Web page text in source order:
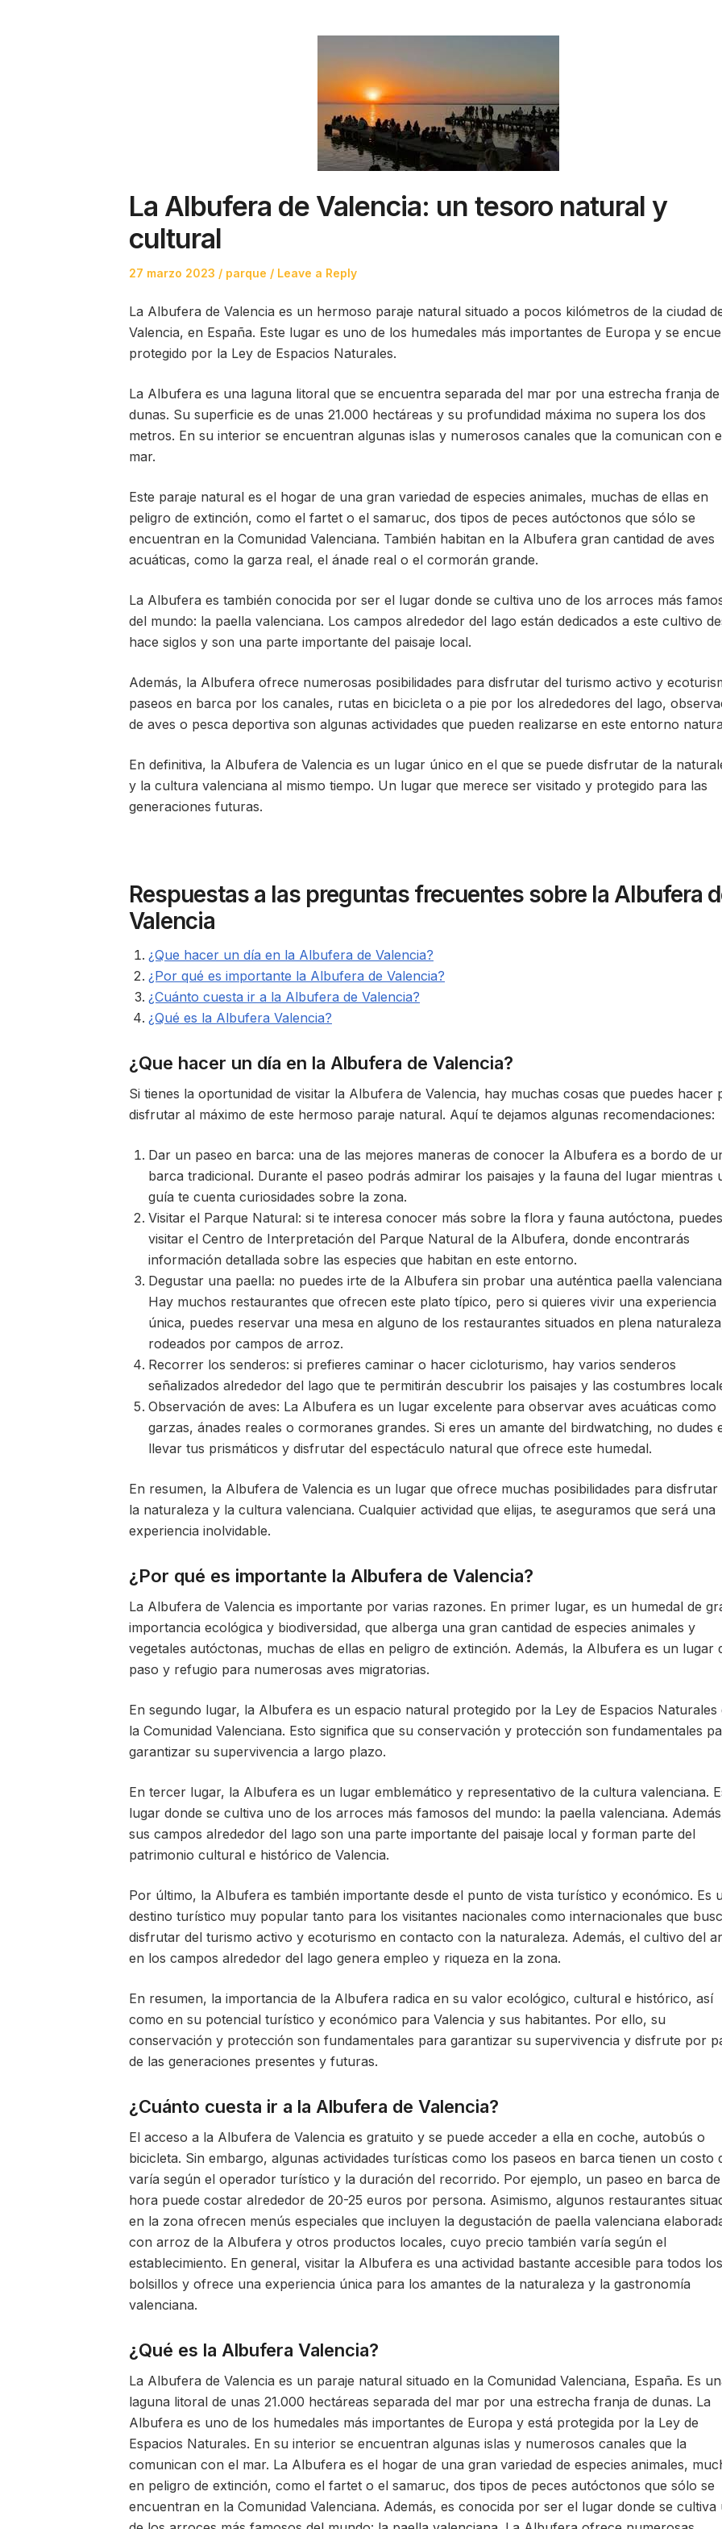
La Albufera de Valencia: un tesoro natural y
cultural
Posted
27 marzo 2023
Posted
parque Leave a Reply
La Albufera de Valencia es un hermoso paraje natural situado a pocos kilómetros de la ciudad
Valencia, en España. Este lugar es uno de los humedales más importantes de Europa y se
protegido por la Ley de Espacios Naturales.
La Albufera es una laguna litoral que se encuentra separada del mar por una estrecha franja de
dunas. Su superficie es de unas 21.000 hectáreas y su profundidad máxima no supera los dos
metros. En su interior se encuentran algunas islas y numerosos canales que la comunican con
mar.
Este paraje natural es el hogar de una gran variedad de especies animales, muchas de ellas en
peligro de extinción, como el fartet o el samaruc, dos tipos de peces autóctonos que sólo se
encuentran en la Comunidad Valenciana. También habitan en la Albufera gran cantidad de aves
acuáticas, como la garza real, el ánade real o el cormorán grande.
La Albufera es también conocida por ser el lugar donde se cultiva uno de los arroces más
del mundo: la paella valenciana. Los campos alrededor del lago están dedicados a este cultivo
hace siglos y son una parte importante del paisaje local.
Además, la Albufera ofrece numerosas posibilidades para disfrutar del turismo activo y
paseos en barca por los canales, rutas en bicicleta o a pie por los alrededores del lago,
de aves o pesca deportiva son algunas actividades que pueden realizarse en este entorno
En definitiva, la Albufera de Valencia es un lugar único en el que se puede disfrutar de la
y la cultura valenciana al mismo tiempo. Un lugar que merece ser visitado y protegido para las
generaciones futuras.
Respuestas a las preguntas frecuentes sobre la Albufera
Valencia
¿Que hacer un día en la Albufera de Valencia?
¿Por qué es importante la Albufera de Valencia?
¿Cuánto cuesta ir a la Albufera de Valencia?
¿Qué es la Albufera Valencia?
¿Que hacer un día en la Albufera de Valencia?
Si tienes la oportunidad de visitar la Albufera de Valencia, hay muchas cosas que puedes hacer
disfrutar al máximo de este hermoso paraje natural. Aquí te dejamos algunas recomendaciones:
Dar un paseo en barca: una de las mejores maneras de conocer la Albufera es a bordo de
barca tradicional. Durante el paseo podrás admirar los paisajes y la fauna del lugar mientras
guía te cuenta curiosidades sobre la zona.
Visitar el Parque Natural: si te interesa conocer más sobre la flora y fauna autóctona, puedes
visitar el Centro de Interpretación del Parque Natural de la Albufera, donde encontrarás
información detallada sobre las especies que habitan en este entorno.
Degustar una paella: no puedes irte de la Albufera sin probar una auténtica paella
Hay muchos restaurantes que ofrecen este plato típico, pero si quieres vivir una experiencia
única, puedes reservar una mesa en alguno de los restaurantes situados en plena
rodeados por campos de arroz.
Recorrer los senderos: si prefieres caminar o hacer cicloturismo, hay varios senderos
señalizados alrededor del lago que te permitirán descubrir los paisajes y las costumbres
Observación de aves: La Albufera es un lugar excelente para observar aves acuáticas como
garzas, ánades reales o cormoranes grandes. Si eres un amante del birdwatching, no dudes
llevar tus prismáticos y disfrutar del espectáculo natural que ofrece este humedal.
En resumen, la Albufera de Valencia es un lugar que ofrece muchas posibilidades para disfrutar
la naturaleza y la cultura valenciana. Cualquier actividad que elijas, te aseguramos que será una
experiencia inolvidable.
¿Por qué es importante la Albufera de Valencia?
La Albufera de Valencia es importante por varias razones. En primer lugar, es un humedal de
importancia ecológica y biodiversidad, que alberga una gran cantidad de especies animales y
vegetales autóctonas, muchas de ellas en peligro de extinción. Además, la Albufera es un lugar
paso y refugio para numerosas aves migratorias.
En segundo lugar, la Albufera es un espacio natural protegido por la Ley de Espacios Naturales
la Comunidad Valenciana. Esto significa que su conservación y protección son fundamentales
garantizar su supervivencia a largo plazo.
En tercer lugar, la Albufera es un lugar emblemático y representativo de la cultura valenciana.
lugar donde se cultiva uno de los arroces más famosos del mundo: la paella valenciana.
sus campos alrededor del lago son una parte importante del paisaje local y forman parte del
patrimonio cultural e histórico de Valencia.
Por último, la Albufera es también importante desde el punto de vista turístico y económico. Es
destino turístico muy popular tanto para los visitantes nacionales como internacionales que
disfrutar del turismo activo y ecoturismo en contacto con la naturaleza. Además, el cultivo del
en los campos alrededor del lago genera empleo y riqueza en la zona.
En resumen, la importancia de la Albufera radica en su valor ecológico, cultural e histórico, así
como en su potencial turístico y económico para Valencia y sus habitantes. Por ello, su
conservación y protección son fundamentales para garantizar su supervivencia y disfrute por
de las generaciones presentes y futuras.
¿Cuánto cuesta ir a la Albufera de Valencia?
El acceso a la Albufera de Valencia es gratuito y se puede acceder a ella en coche, autobús o
bicicleta. Sin embargo, algunas actividades turísticas como los paseos en barca tienen un costo
varía según el operador turístico y la duración del recorrido. Por ejemplo, un paseo en barca
hora puede costar alrededor de 20-25 euros por persona. Asimismo, algunos restaurantes
en la zona ofrecen menús especiales que incluyen la degustación de paella valenciana
con arroz de la Albufera y otros productos locales, cuyo precio también varía según el
establecimiento. En general, visitar la Albufera es una actividad bastante accesible para todos los
bolsillos y ofrece una experiencia única para los amantes de la naturaleza y la gastronomía
valenciana.
¿Qué es la Albufera Valencia?
La Albufera de Valencia es un paraje natural situado en la Comunidad Valenciana, España. Es
laguna litoral de unas 21.000 hectáreas separada del mar por una estrecha franja de dunas. La
Albufera es uno de los humedales más importantes de Europa y está protegida por la Ley de
Espacios Naturales. En su interior se encuentran algunas islas y numerosos canales que la
comunican con el mar. La Albufera es el hogar de una gran variedad de especies animales,
en peligro de extinción, como el fartet o el samaruc, dos tipos de peces autóctonos que sólo se
encuentran en la Comunidad Valenciana. Además, es conocida por ser el lugar donde se cultiva